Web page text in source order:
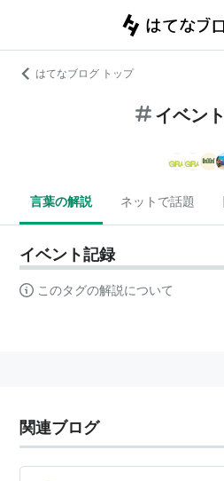
はてなブログ トップ
イベン
言葉の解説 ネットで話題
イベント記録
このタグの解説について
関連ブログ